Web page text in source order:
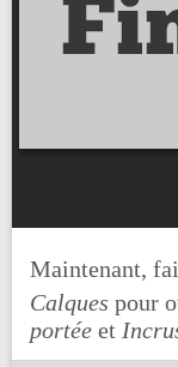
Maintenant,
Calques pour
portée et